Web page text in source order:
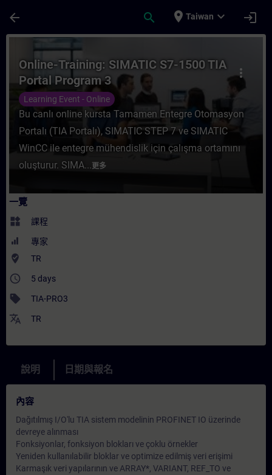
arrow_back search place Taiwan expand_more login
課程 - Online-Training: SIMATIC S7-
more_vert
Online-Training: SIMATIC S7-1500 TIA
Portal Program 3
Learning Event - Online
Bu canlı online kursta Tamamen Entegre Otomasyon
Portalı (TIA Portalı), SIMATIC STEP 7 ve SIMATIC
WinCC ile entegre mühendislik için çalışma ortamını
oluşturur. SIMA...更多
一覽
widgets 課程
專家
where_to_vote TR
access_time 5 days
sell TIA-PRO3
translate TR
說明 日期與報名
內容
Dağıtılmış I/O'lu TIA sistem modelinin PROFINET IO üzerinde
devreye alınması
Fonksiyonlar, fonksiyon blokları ve çoklu örnekler
Yeniden kullanılabilir bloklar ve optimize edilmiş veri erişimi
Karmaşık veri yapılarının ve ARRAY*, VARIANT, REF_TO ve